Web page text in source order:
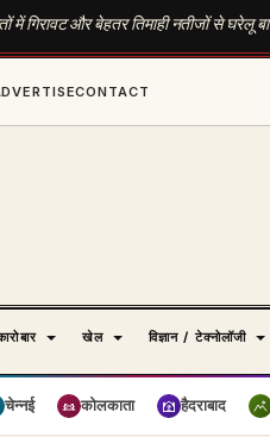
में गिरावट और बेहतर तिमाही नतीजों से घरेलू
CONTACT
खेल विज्ञान / टेक्नोलॉजी
चेन्नई कोलकाता हैदराबाद